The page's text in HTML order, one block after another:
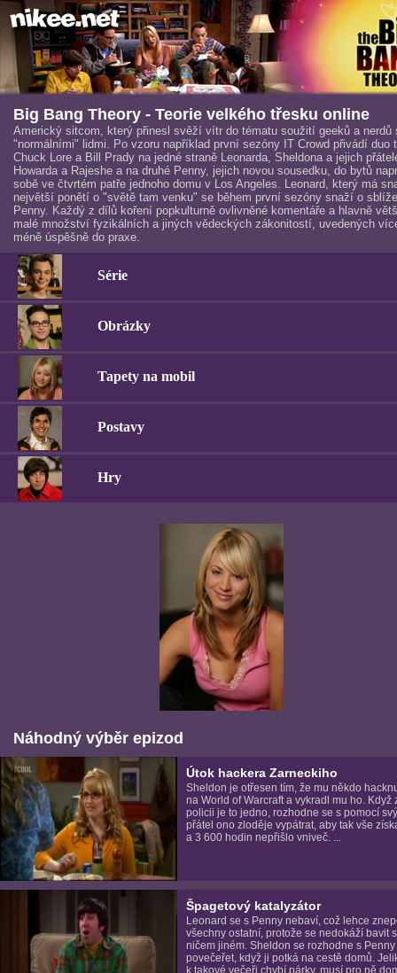
Big Bang Theory - Teorie velkého třesku online
Americký sitcom, který přinesl svěží vítr do tématu soužití geeků a nerdů
"normálními" lidmi. Po vzoru například první sezóny IT Crowd přivádí duo
Chuck Lore a Bill Prady na jedné straně Leonarda, Sheldona a jejich
Howarda a Rajeshe a na druhé Penny, jejich novou sousedku, do bytů
sobě ve čtvrtém patře jednoho domu v Los Angeles. Leonard, který má
největší ponětí o "světě tam venku" se během první sezóny snaží o
Penny. Každý z dílů koření popkulturně ovlivněné komentáře a hlavně
malé množství fyzikálních a jiných vědeckých zákonitostí, uvedených
méně úspěšně do praxe.
Série
Obrázky
Tapety na mobil
Postavy
Hry
Náhodný výběr epizod
Útok hackera Zarneckiho
Sheldon je otřesen tím, že mu někdo
na World of Warcraft a vykradl mu ho. Když
policii je to jedno, rozhodne se s pomocí
přátel ono zloděje vypátrat, aby tak vše
a 3 600 hodin nepřišlo vniveč. ...
Špagetový katalyzátor
Leonard se s Penny nebaví, což lehce
všechny ostatní, protože se nedokáží bavit
ničem jiném. Sheldon se rozhodne s Penny
povečeřet, když ji potká na cestě domů.
k takové večeři chybí párky, musí pro ně